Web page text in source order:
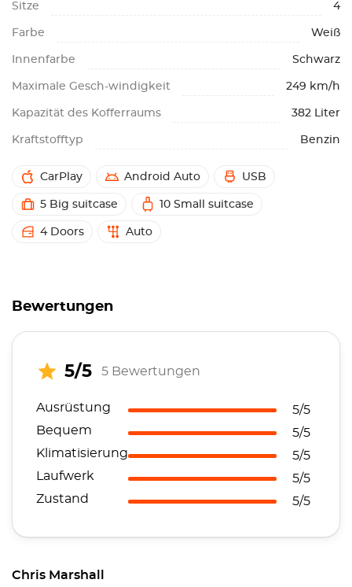
Sitze 4
Farbe Weiß
Innenfarbe Schwarz
Maximale Gesch-windigkeit 249 km/h
Kapazität des Kofferraums 382 Liter
Kraftstofftyp Benzin
CarPlay Android Auto USB
5 Big suitcase 10 Small suitcase
4 Doors Auto
Bewertungen
5/5 5 Bewertungen
Ausrüstung
5/5
Bequem
5/5
Klimatisierung
5/5
Laufwerk
5/5
Zustand
5/5
Chris Marshall